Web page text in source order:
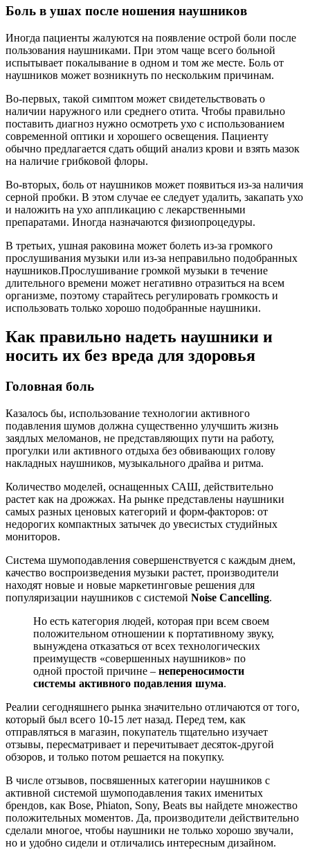
Боль в ушах после ношения наушников
Иногда пациенты жалуются на появление острой боли после
пользования наушниками. При этом чаще всего больной
испытывает покалывание в одном и том же месте. Боль от
наушников может возникнуть по нескольким причинам.
Во-первых, такой симптом может свидетельствовать о
наличии наружного или среднего отита. Чтобы правильно
поставить диагноз нужно осмотреть ухо с использованием
современной оптики и хорошего освещения. Пациенту
обычно предлагается сдать общий анализ крови и взять мазок
на наличие грибковой флоры.
Во-вторых, боль от наушников может появиться из-за наличия
серной пробки. В этом случае ее следует удалить, закапать ухо
и наложить на ухо аппликацию с лекарственными
препаратами. Иногда назначаются физиопроцедуры.
В третьих, ушная раковина может болеть из-за громкого
прослушивания музыки или из-за неправильно подобранных
наушников.Прослушивание громкой музыки в течение
длительного времени может негативно отразиться на всем
организме, поэтому старайтесь регулировать громкость и
использовать только хорошо подобранные наушники.
Как правильно надеть наушники и
носить их без вреда для здоровья
Головная боль
Казалось бы, использование технологии активного
подавления шумов должна существенно улучшить жизнь
заядлых меломанов, не представляющих пути на работу,
прогулки или активного отдыха без обвивающих голову
накладных наушников, музыкального драйва и ритма.
Количество моделей, оснащенных САШ, действительно
растет как на дрожжах. На рынке представлены наушники
самых разных ценовых категорий и форм-факторов: от
недорогих компактных затычек до увесистых студийных
мониторов.
Система шумоподавления совершенствуется с каждым днем,
качество воспроизведения музыки растет, производители
находят новые и новые маркетинговые решения для
популяризации наушников с системой Noise Cancelling.
Но есть категория людей, которая при всем своем
положительном отношении к портативному звуку,
вынуждена отказаться от всех технологических
преимуществ «совершенных наушников» по
одной простой причине – непереносимости
системы активного подавления шума.
Реалии сегодняшнего рынка значительно отличаются от того,
который был всего 10-15 лет назад. Перед тем, как
отправляться в магазин, покупатель тщательно изучает
отзывы, пересматривает и перечитывает десяток-другой
обзоров, и только потом решается на покупку.
В числе отзывов, посвяшенных категории наушников с
активной системой шумоподавления таких именитых
брендов, как Bose, Phiaton, Sony, Beats вы найдете множество
положительных моментов. Да, производители действительно
сделали многое, чтобы наушники не только хорошо звучали,
но и удобно сидели и отличались интересным дизайном.